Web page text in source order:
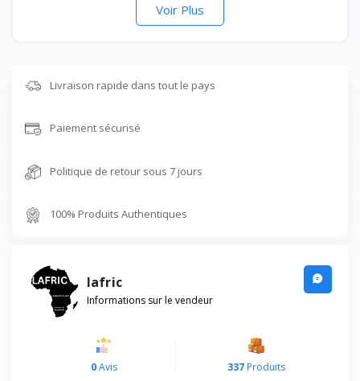
Voir Plus
Livraison rapide dans tout le pays
Paiement sécurisé
Politique de retour sous 7 jours
100% Produits Authentiques
lafric
Informations sur le vendeur
0Avis 337Produits